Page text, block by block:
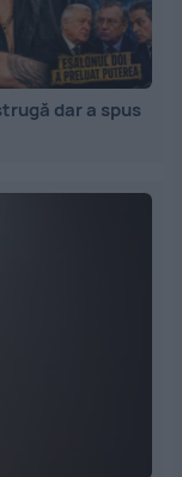
dar a spus